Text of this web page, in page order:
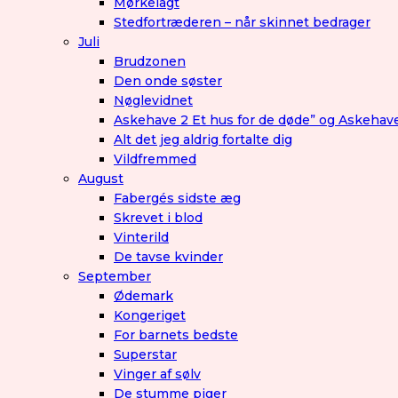
Stedfortræderen – når skinnet bedrager
Juli
Brudzonen
Den onde søster
Nøglevidnet
Askehave 2 Et hus for de døde” og
Alt det jeg aldrig fortalte dig
Vildfremmed
August
Fabergés sidste æg
Skrevet i blod
Vinterild
De tavse kvinder
September
Ødemark
Kongeriget
For barnets bedste
Superstar
Vinger af sølv
De stumme piger